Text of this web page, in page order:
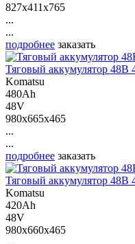
827x411x765
...
...
подробнее заказать
Тяговый аккумулятор 48В
Komatsu
480Ah
48V
980x665x465
...
...
подробнее заказать
Тяговый аккумулятор 48В
Komatsu
420Ah
48V
980x660x465